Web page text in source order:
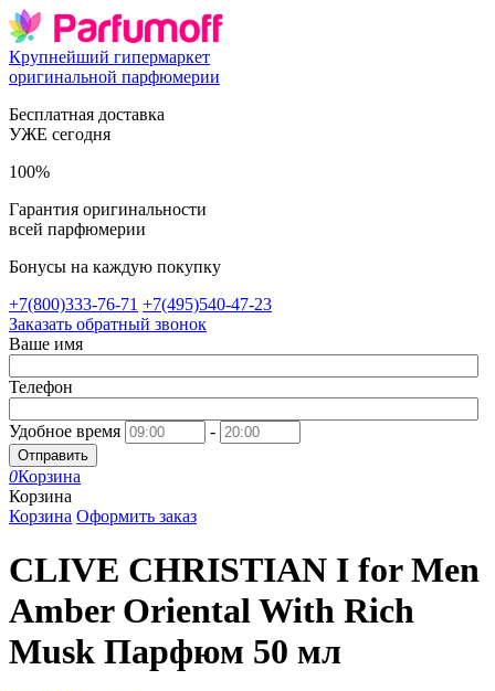
Крупнейший гипермаркет
оригинальной парфюмерии
Бесплатная доставка
УЖЕ сегодня
100%
Гарантия оригинальности
всей парфюмерии
Бонусы на каждую покупку
+7(800)333-76-71 +7(495)540-47-23
Заказать обратный звонок
Ваше имя
Телефон
Удобное время -
Отправить
0Корзина
Корзина
Корзина Оформить заказ
CLIVE CHRISTIAN I for Men
Amber Oriental With Rich
Musk Парфюм 50 мл